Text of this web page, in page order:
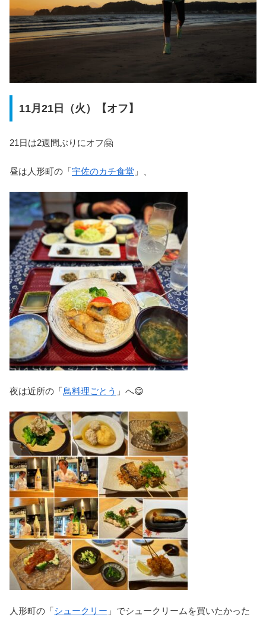
11月21日（火）【オフ】
21日は2週間ぶりにオフ🤗
昼は人形町の「宇佐のカチ食堂 」、
夜は近所の「鳥料理ごとう 」へ😋
人形町の「シュークリー 」でシュークリームを買いたかった